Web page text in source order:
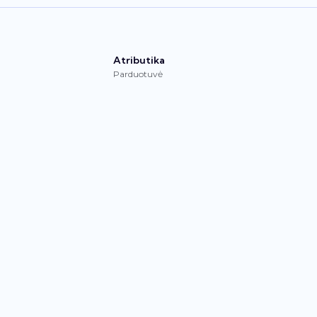
Atributika
Parduotuvė